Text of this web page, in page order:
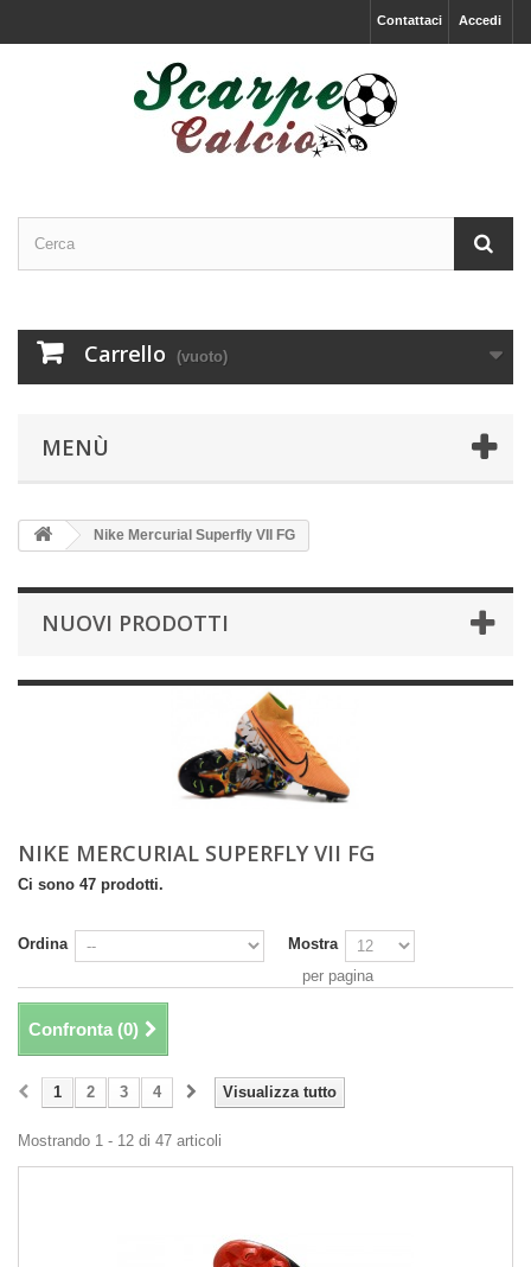
Accedi
Contattaci
Carrello (vuoto)
MENÙ
Nike Mercurial Superfly VII FG
NUOVI PRODOTTI
NIKE MERCURIAL SUPERFLY VII FG
Ci sono 47 prodotti.
Ordina
Mostra
per pagina
Confronta (0)
Visualizza tutto
1 2 3 4
Mostrando 1 - 12 di 47 articoli